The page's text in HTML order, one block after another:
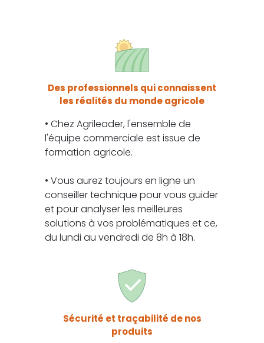
Des professionnels qui connaissent
les réalités du monde agricole
• Chez Agrileader, l'ensemble de
l'équipe commerciale est issue de
formation agricole.
• Vous aurez toujours en ligne un
conseiller technique pour vous guider
et pour analyser les meilleures
solutions à vos problématiques et ce,
du lundi au vendredi de 8h à 18h.
Sécurité et traçabilité de nos
produits